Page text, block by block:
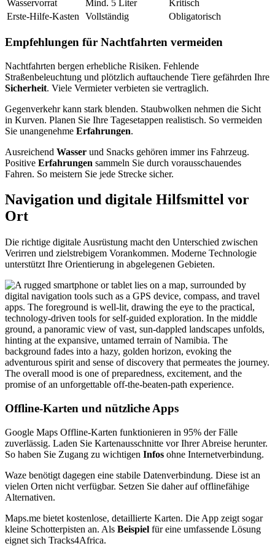
Wasservorrat
Mind. 5 Liter
Kritisch
Erste-Hilfe-Kasten
Vollständig Obligatorisch
Empfehlungen für Nachtfahrten vermeiden
Nachtfahrten bergen erhebliche Risiken. Fehlende
Straßenbeleuchtung und plötzlich auftauchende Tiere gefährden Ihre
Sicherheit. Viele Vermieter verbieten sie vertraglich.
Gegenverkehr kann stark blenden. Staubwolken nehmen die Sicht
in Kurven. Planen Sie Ihre Tagesetappen realistisch. So vermeiden
Sie unangenehme Erfahrungen.
Ausreichend Wasser und Snacks gehören immer ins Fahrzeug.
Positive Erfahrungen sammeln Sie durch vorausschauendes
Fahren. So meistern Sie jede Strecke sicher.
Navigation und digitale Hilfsmittel vor
Ort
Die richtige digitale Ausrüstung macht den Unterschied zwischen
Verirren und zielstrebigem Vorankommen. Moderne Technologie
unterstützt Ihre Orientierung in abgelegenen Gebieten.
Offline-Karten und nützliche Apps
Google Maps Offline-Karten funktionieren in 95% der Fälle
zuverlässig. Laden Sie Kartenausschnitte vor Ihrer Abreise herunter.
So haben Sie Zugang zu wichtigen Infos ohne Internetverbindung.
Waze benötigt dagegen eine stabile Datenverbindung. Diese ist an
vielen Orten nicht verfügbar. Setzen Sie daher auf offlinefähige
Alternativen.
Maps.me bietet kostenlose, detaillierte Karten. Die App zeigt sogar
kleine Schotterpisten an. Als Beispiel für eine umfassende Lösung
eignet sich Tracks4Africa.